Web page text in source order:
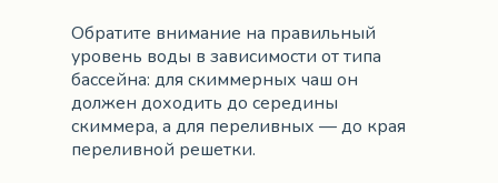
Обратите внимание на правильный
уровень воды в зависимости от типа
бассейна: для скиммерных чаш он
должен доходить до середины
скиммера, а для переливных — до края
переливной решетки.